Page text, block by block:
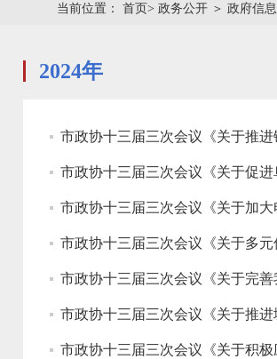
当前位置： 首页> 政务公开 ＞ 政府信
2024年
市政协十三届三次会议《关于推
市政协十三届三次会议《关于促
市政协十三届三次会议《关于加
市政协十三届三次会议《关于多
市政协十三届三次会议《关于完
市政协十三届三次会议《关于推
市政协十三届三次会议《关于积